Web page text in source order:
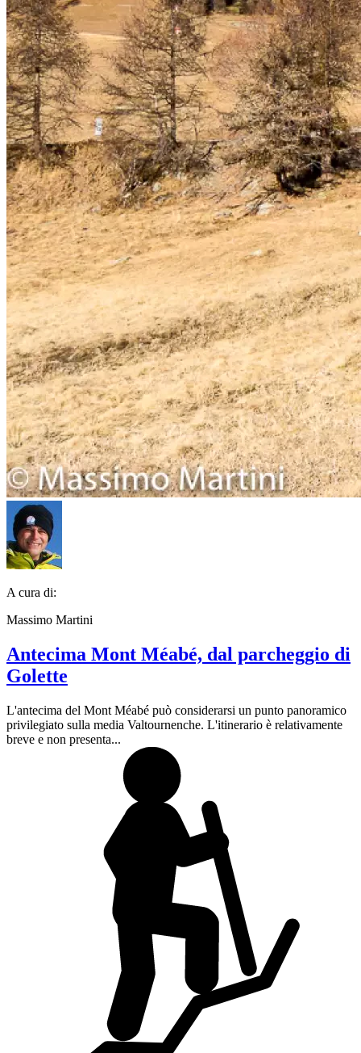
A cura di:
Massimo Martini
Antecima Mont Méabé, dal parcheggio di
Golette
L'antecima del Mont Méabé può considerarsi un punto panoramico
privilegiato sulla media Valtournenche. L'itinerario è relativamente
breve e non presenta...